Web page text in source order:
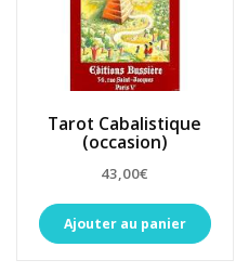
Tarot Cabalistique
(occasion)
43,00€
Ajouter au panier